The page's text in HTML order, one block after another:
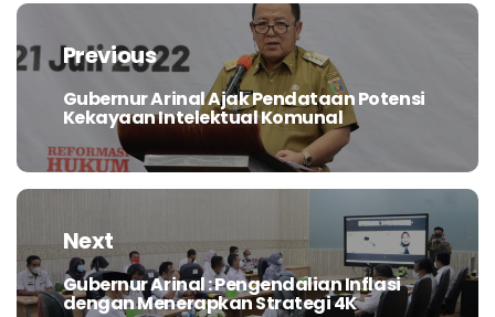
posPrevious
Previous
post:
Gubernur Arinal Ajak Pendataan Potensi
Kekayaan Intelektual Komunal
Next
Next
Gubernur Arinal : Pengendalian Inflasi
dengan Menerapkan Strategi 4K